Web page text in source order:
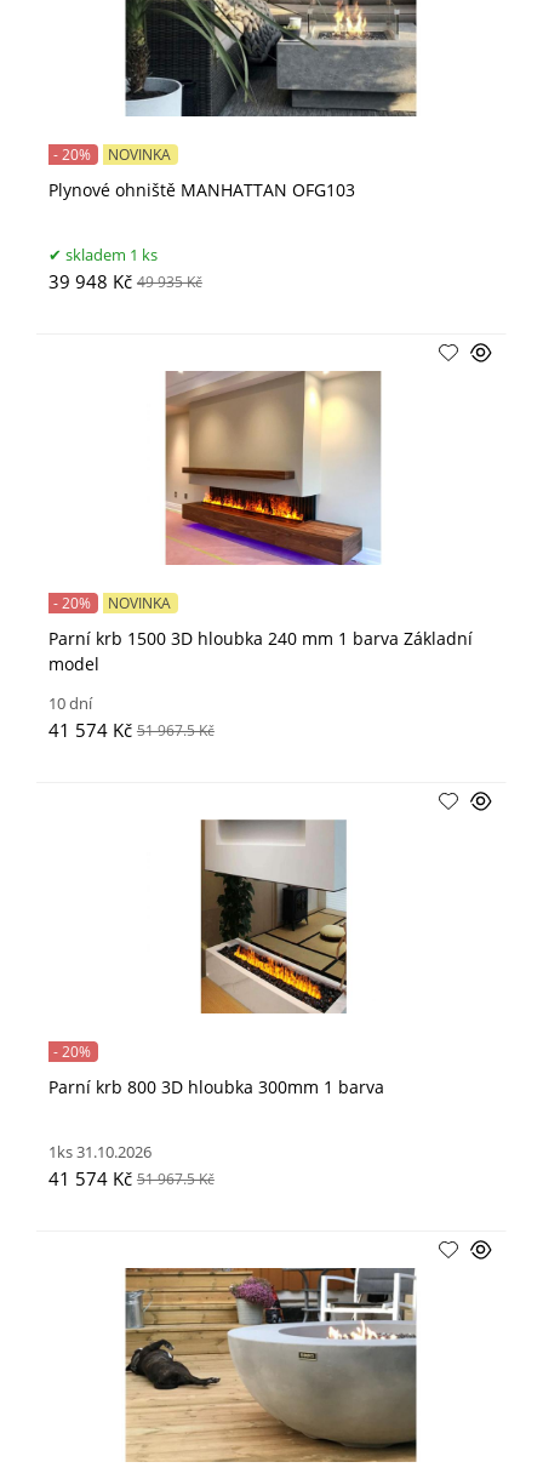
Plynové ohniště MANHATTAN OFG103
- 20% NOVINKA
skladem 1 ks
39 948 Kč 49 935 Kč
Parní krb 1500 3D hloubka 240 mm 1 barva Základní
model
- 20% NOVINKA
10 dní
41 574 Kč 51 967.5 Kč
Parní krb 800 3D hloubka 300mm 1 barva
- 20%
1ks 31.10.2026
41 574 Kč 51 967.5 Kč